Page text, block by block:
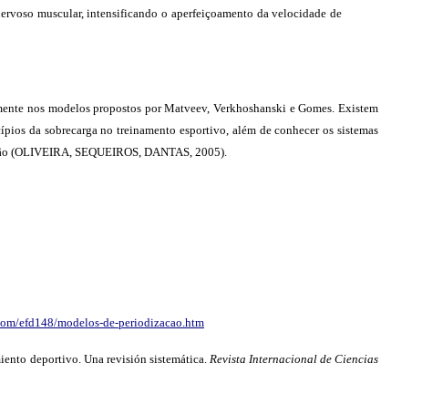
muscular, intensificando o aperfeiçoamento da velocidade de
nos modelos propostos por Matveev, Verkhoshanski e Gomes. Existem
da sobrecarga no treinamento esportivo, além de conhecer os sistemas
(OLIVEIRA, SEQUEIROS, DANTAS, 2005).
efd148/modelos-de-periodizacao.htm
deportivo. Una revisión sistemática.Revista Internacional de Ciencias